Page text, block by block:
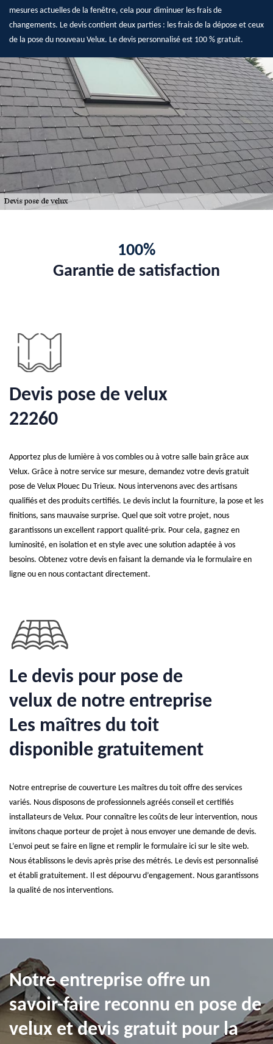
mesures actuelles de la fenêtre, cela pour diminuer les frais de
changements. Le devis contient deux parties : les frais de la dépose et ceux
de la pose du nouveau Velux. Le devis personnalisé est 100 % gratuit.
100%
Garantie de satisfaction
Devis pose de velux
22260
Apportez plus de lumière à vos combles ou à votre salle bain grâce aux
Velux. Grâce à notre service sur mesure, demandez votre devis gratuit
pose de Velux Plouec Du Trieux. Nous intervenons avec des artisans
qualifiés et des produits certifiés. Le devis inclut la fourniture, la pose et les
finitions, sans mauvaise surprise. Quel que soit votre projet, nous
garantissons un excellent rapport qualité-prix. Pour cela, gagnez en
luminosité, en isolation et en style avec une solution adaptée à vos
besoins. Obtenez votre devis en faisant la demande via le formulaire en
ligne ou en nous contactant directement.
Le devis pour pose de
velux de notre entreprise
Les maîtres du toit
disponible gratuitement
Notre entreprise de couverture Les maîtres du toit offre des services
variés. Nous disposons de professionnels agréés conseil et certifiés
installateurs de Velux. Pour connaître les coûts de leur intervention, nous
invitons chaque porteur de projet à nous envoyer une demande de devis.
L’envoi peut se faire en ligne et remplir le formulaire ici sur le site web.
Nous établissons le devis après prise des métrés. Le devis est personnalisé
et établi gratuitement. Il est dépourvu d’engagement. Nous garantissons
la qualité de nos interventions.
Notre entreprise offre un
savoir-faire reconnu en pose de
velux et devis gratuit pour la